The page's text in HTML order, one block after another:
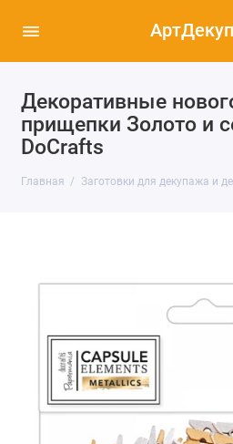
Декоративные
прищепки Золото и
DoCrafts
Главная Заготовки для декупажа и